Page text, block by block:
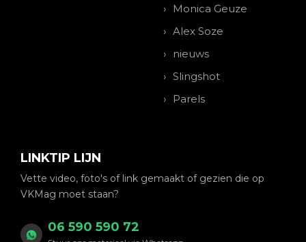
Monica Geuze
Alex Soze
nieuws
Slingshot
Parels
LINKTIP LIJN
Vette video, foto's of link gemaakt of gezien die op
VKMag moet staan?
06 590 590 72